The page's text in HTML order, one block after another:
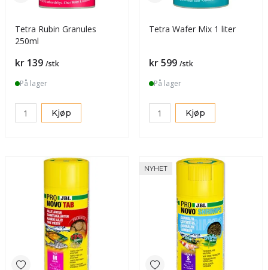
Tetra Rubin Granules
250ml
Pris
kr 139 /stk
På lager
Kjøp
Tetra Wafer Mix 1 liter
Pris
kr 599 /stk
På lager
Kjøp
NYHET